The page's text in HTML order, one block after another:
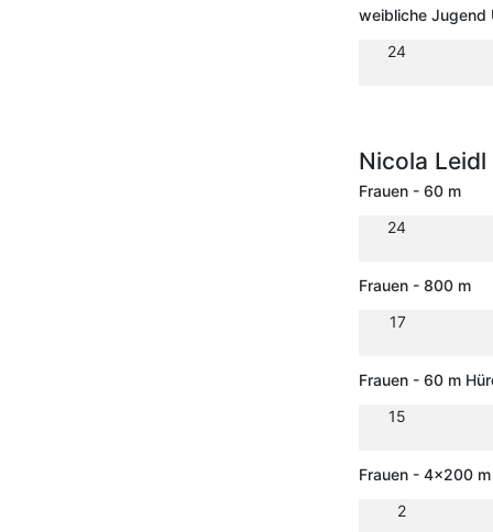
weibliche Jugend
24
Nicola Leidl
Frauen - 60 m
24
Frauen - 800 m
17
Frauen - 60 m
15
Frauen - 4x200
2